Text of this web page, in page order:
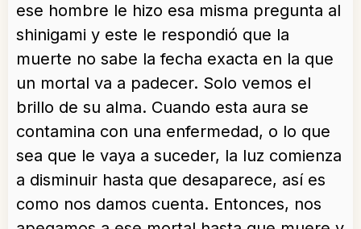
ese hombre le hizo esa misma pregunta al
shinigami y este le respondió que la
muerte no sabe la fecha exacta en la que
un mortal va a padecer. Solo vemos el
brillo de su alma. Cuando esta aura se
contamina con una enfermedad, o lo que
sea que le vaya a suceder, la luz comienza
a disminuir hasta que desaparece, así es
como nos damos cuenta. Entonces, nos